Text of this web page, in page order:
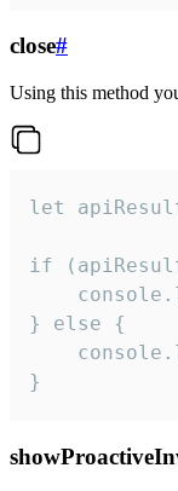
close#
Using this method
let
if
} else {
}